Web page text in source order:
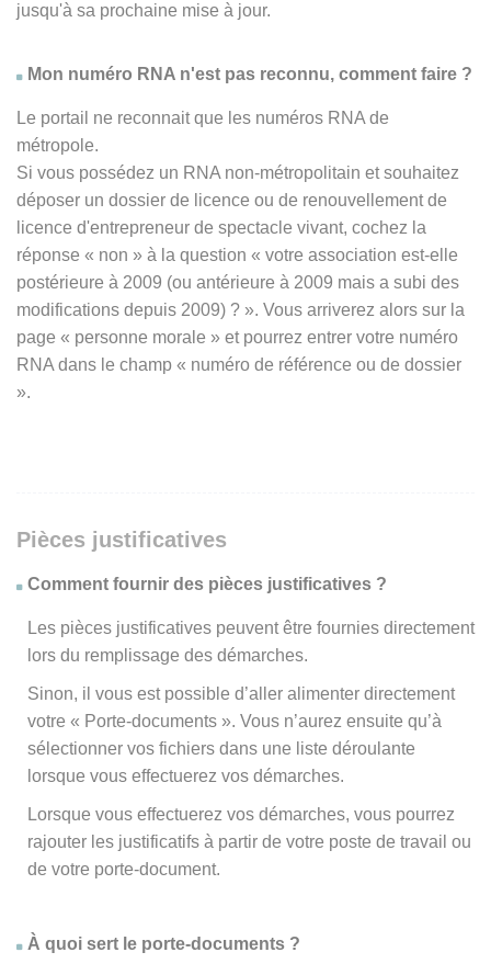
jusqu'à sa prochaine mise à jour.
Mon numéro RNA n'est pas reconnu, comment faire ?
Le portail ne reconnait que les numéros RNA de
métropole.
Si vous possédez un RNA non-métropolitain et souhaitez
déposer un dossier de licence ou de renouvellement de
licence d'entrepreneur de spectacle vivant, cochez la
réponse « non » à la question « votre association est-elle
postérieure à 2009 (ou antérieure à 2009 mais a subi des
modifications depuis 2009) ? ». Vous arriverez alors sur la
page « personne morale » et pourrez entrer votre numéro
RNA dans le champ « numéro de référence ou de dossier
».
Pièces justificatives
Comment fournir des pièces justificatives ?
Les pièces justificatives peuvent être fournies directement
lors du remplissage des démarches.
Sinon, il vous est possible d’aller alimenter directement
votre « Porte-documents ». Vous n’aurez ensuite qu’à
sélectionner vos fichiers dans une liste déroulante
lorsque vous effectuerez vos démarches.
Lorsque vous effectuerez vos démarches, vous pourrez
rajouter les justificatifs à partir de votre poste de travail ou
de votre porte-document.
À quoi sert le porte-documents ?